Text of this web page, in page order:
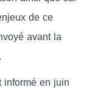
de ce
avant la
informé en juin